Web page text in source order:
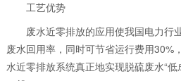
工艺优势
废水近零排放的应用使我国电力行
废水回用率，同时可节省运行费用30%
水近零排放系统真正地实现脱硫废水“